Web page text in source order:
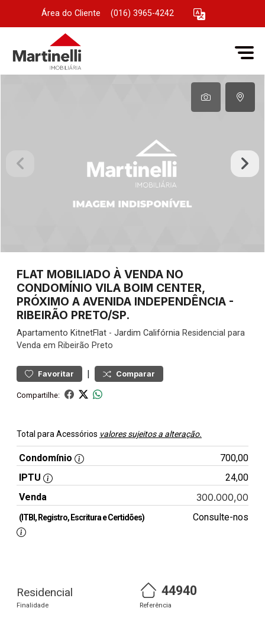
Área do Cliente (016) 3965-4242
FLAT MOBILIADO À VENDA NO
CONDOMÍNIO VILA BOIM CENTER,
PRÓXIMO A AVENIDA INDEPENDÊNCIA -
RIBEIRÃO PRETO/SP.
Apartamento KitnetFlat - Jardim Califórnia Residencial para
Venda em Ribeirão Preto
Favoritar | Comparar
Compartilhe:
Total para Acessórios valores sujeitos a alteração.
Condomínio
700,00
IPTU
24,00
Venda
300.000,00
(ITBI, Registro, Escritura e Certidões) Consulte-nos
Residencial
Finalidade
44940
Referência